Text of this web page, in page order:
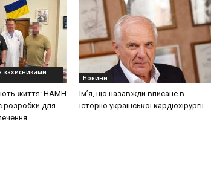
захисниками
життя: НАМН
розробки для
Новини
Ім’я, що назавжди вписане в
історію української кардіохірургії